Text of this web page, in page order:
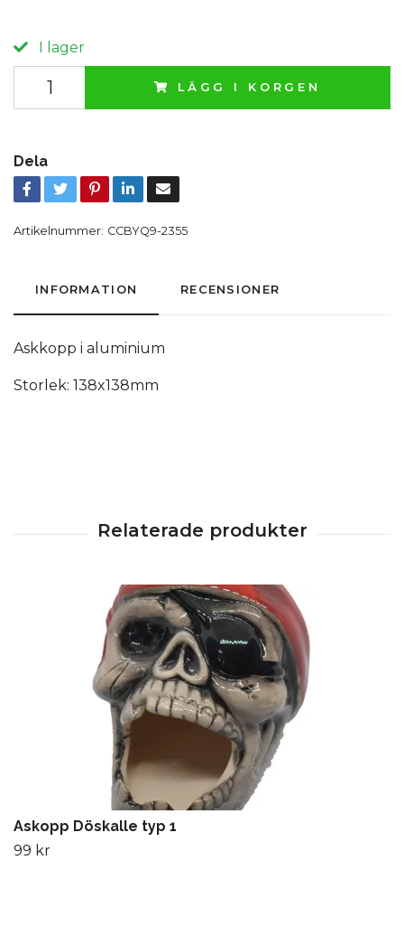
I lager
LÄGG I KORGEN
Dela
Artikelnummer: CCBYQ9-2355
INFORMATION RECENSIONER
Askkopp i aluminium
Storlek: 138x138mm
Askopp Döskalle typ 1
99 kr